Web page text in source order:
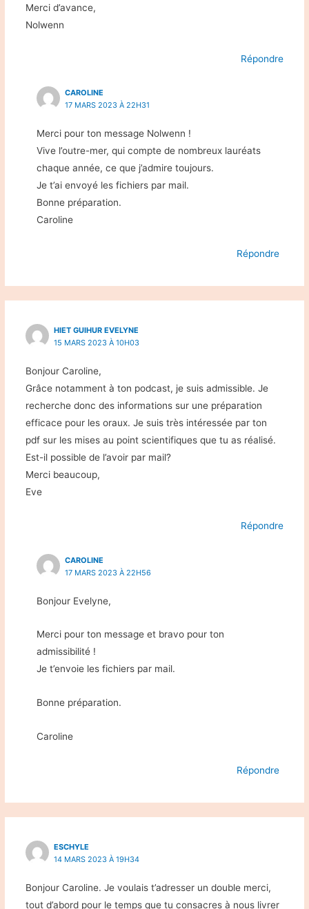
Merci d’avance,
Nolwenn
Répondre
CAROLINE
17 MARS 2023 À 22H31
Merci pour ton message Nolwenn !
Vive l’outre-mer, qui compte de nombreux lauréats
chaque année, ce que j’admire toujours.
Je t’ai envoyé les fichiers par mail.
Bonne préparation.
Caroline
Répondre
HIET GUIHUR EVELYNE
15 MARS 2023 À 10H03
Bonjour Caroline,
Grâce notamment à ton podcast, je suis admissible. Je
recherche donc des informations sur une préparation
efficace pour les oraux. Je suis très intéressée par ton
pdf sur les mises au point scientifiques que tu as réalisé.
Est-il possible de l’avoir par mail?
Merci beaucoup,
Eve
Répondre
CAROLINE
17 MARS 2023 À 22H56
Bonjour Evelyne,
Merci pour ton message et bravo pour ton
admissibilité !
Je t’envoie les fichiers par mail.
Bonne préparation.
Caroline
Répondre
ESCHYLE
14 MARS 2023 À 19H34
Bonjour Caroline. Je voulais t’adresser un double merci,
tout d’abord pour le temps que tu consacres à nous livrer